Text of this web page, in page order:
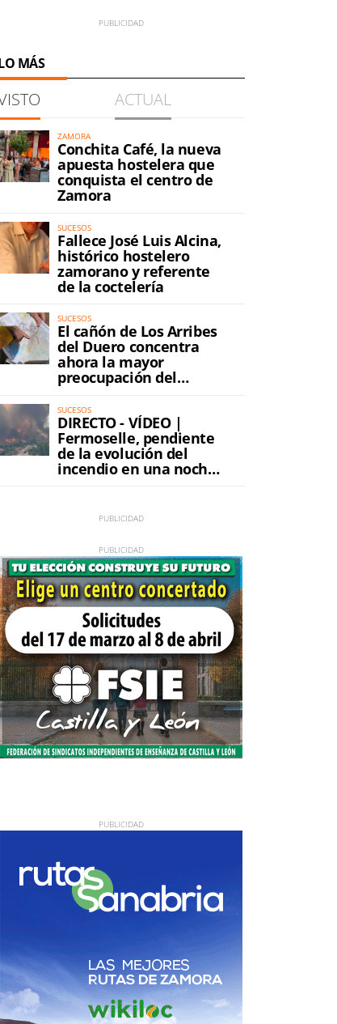
MÁS
ACTUAL
ZAMORA
Conchita Café, la nueva
apuesta hostelera que
conquista el centro de
Zamora
SUCESOS
Fallece José Luis Alcina,
histórico hostelero
zamorano y referente
de la coctelería
SUCESOS
El cañón de Los Arribes
del Duero concentra
ahora la mayor
preocupación del
incendio
SUCESOS
DIRECTO - VÍDEO |
Fermoselle, pendiente
de la evolución del
incendio en una noche